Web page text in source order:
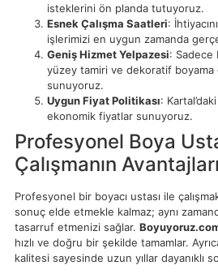
isteklerini ön planda tutuyoruz.
Esnek Çalışma Saatleri:
işlerimizi en uygun zamanda
Geniş Hizmet Yelpazesi: Sadece
yüzey tamiri ve dekoratif
sunuyoruz.
Uygun Fiyat Politikası:
ekonomik fiyatlar sunuyoruz.
Profesyonel Boya
Çalışmanın Avantajları
Profesyonel bir boyacı ustası ile
sonuç elde etmekle kalmaz; aynı
tasarruf etmenizi sağlar.
hızlı ve doğru bir şekilde tamamlar.
kalitesi sayesinde uzun yıllar dayanıklı